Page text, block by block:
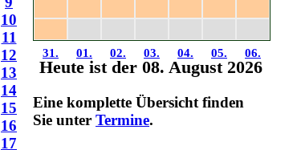
10
11
12
13
14
15
16
17
31.
01. 02. 03. 04. 05. 06.
Heute ist der 08. August 2026
Eine komplette Übersicht finden
Sie unter Termine.